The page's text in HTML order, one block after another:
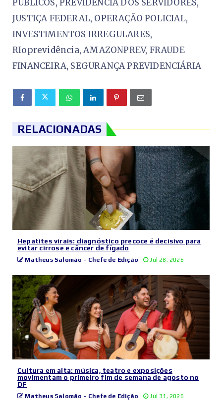
PÚBLICOS, PREVIDÊNCIA DOS SERVIDORES,
JUSTIÇA FEDERAL, OPERAÇÃO POLICIAL,
INVESTIMENTOS IRREGULARES,
RIoprevidência, AMAZONPREV, FRAUDE
FINANCEIRA, SEGURANÇA PREVIDENCIÁRIA
RELACIONADAS
Hepatites virais: diagnóstico precoce é decisivo para
evitar cirrose e câncer de fígado
Matheus Salomão - Chefe de Edição Jul 28, 2026
Cultura em alta: música, teatro e exposições
movimentam o primeiro fim de semana de agosto no
DF
Matheus Salomão - Chefe de Edição Jul 31, 2026